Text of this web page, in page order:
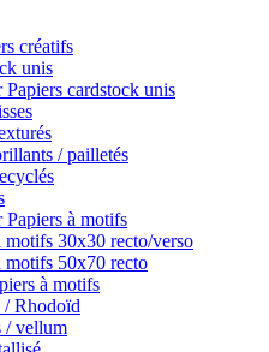
créatifs
unis
cardstock unis
/ pailletés
à motifs
motifs 30x30 recto/verso
motifs 50x70 recto
à motifs
/ Rhodoïd
/ vellum